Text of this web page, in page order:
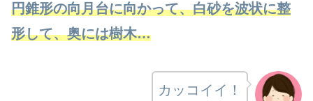
円錐形の向月台に向かって、白砂を波状に整
形して、奥には樹木…
カッコイイ！